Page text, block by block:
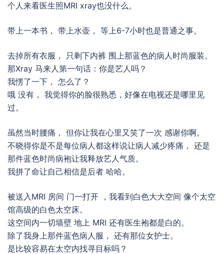
个人来看医生照MRI xray也没什么。
带上一本书， 带上水壶， 等上6-7小时也是普通之事。
去掉所有衣服， 只剩下内裤 围上那蓝色的病人时尚服装。
那Xray 马来人第一句话：你是艺人吗？
我愣了一下， 怎么了？
哦 没有， 我觉得你的脸很熟悉，好像在电视还是哪里见
过。
虽然当时腰痛， 但你让我在心里又笑了一次 感谢你啊。
不晓得你是不是每位病人都这样说让病人减少疼痛， 还是
那件蓝色时尚病袍让我释放艺人气质。
我拼了命让自己相信是后者 哈哈。
被送入MRI 房间 门一打开 ，我看到白色大大空间 像个太空
馆高级的白色太空床。
这空间内一切墙壁 地上 MRI 还有医生袍都是白的。
除了我身上那件蓝色病人服， 还有那位女护士。
是比较容易在太空内找寻目标吗？